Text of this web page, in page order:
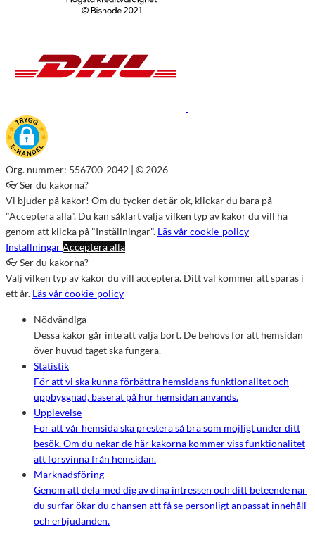
Org. nummer: 556700-2042 | © 2026
👓 Ser du kakorna?
Vi bjuder på kakor! Om du tycker det är ok, klickar du bara på
"Acceptera alla". Du kan såklart välja vilken typ av kakor du vill ha
genom att klicka på "Inställningar". Läs vår cookie-policy
InställningarAcceptera alla
👓 Ser du kakorna?
Välj vilken typ av kakor du vill acceptera. Ditt val kommer att sparas i
ett år. Läs vår cookie-policy
Nödvändiga
Dessa kakor går inte att välja bort. De behövs för att hemsidan
över huvud taget ska fungera.
Statistik
För att vi ska kunna förbättra hemsidans funktionalitet och
uppbyggnad, baserat på hur hemsidan används.
Upplevelse
För att vår hemsida ska prestera så bra som möjligt under ditt
besök. Om du nekar de här kakorna kommer viss funktionalitet
att försvinna från hemsidan.
Marknadsföring
Genom att dela med dig av dina intressen och ditt beteende när
du surfar ökar du chansen att få se personligt anpassat innehåll
och erbjudanden.